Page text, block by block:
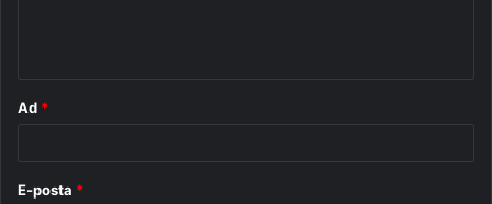
Ad *
E-posta *